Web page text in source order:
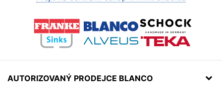
AUTORIZOVANÝ PRODEJCE BLANCO